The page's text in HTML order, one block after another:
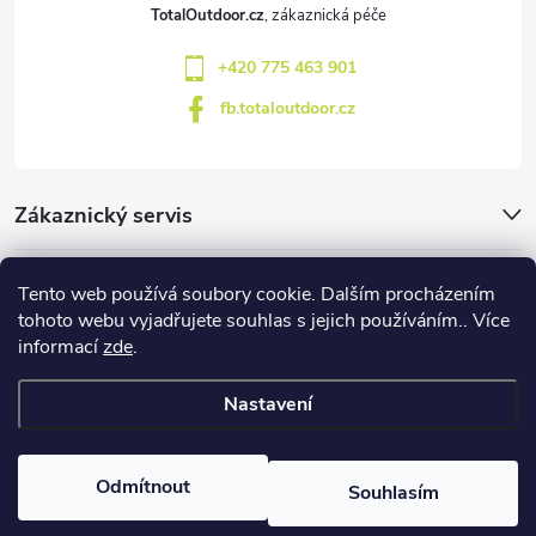
Tento web používá soubory cookie. Dalším procházením
tohoto webu vyjadřujete souhlas s jejich používáním.. Více
informacízde.
Nastavení
Odmítnout Souhlasím
Zákaznický servis
Značky
Blog
TotalOutdoor.cz
+420 775 463 901
fb.totaloutdoor.cz
nastavení cookies